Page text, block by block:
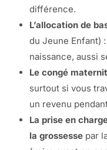
différence.
L’allocation de
du Jeune Enfant)
naissance, aussi
Le congé
surtout si vous
un revenu
La prise en
la grossesse par